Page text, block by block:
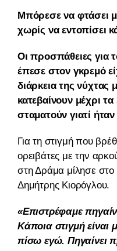
Μπόρεσε να φτάσει
χωρίς να εντοπίσει
Οι προσπάθειες για
έπεσε στον γκρεμό
διάρκεια της νύχτας
κατεβαίνουν μέχρι
σταματούν γιατί ήταν
Για τη στιγμή που
ορειβάτες με την
στη Δράμα μίλησε
Δημήτρης Κιορόγλου.
«Επιστρέφαμε
Κάποια στιγμή είναι
πίσω εγώ. Πηγαίνει